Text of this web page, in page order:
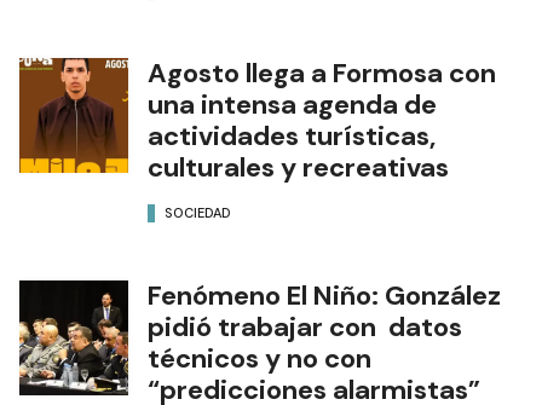
Agosto llega a Formosa con
una intensa agenda de
actividades turísticas,
culturales y recreativas
SOCIEDAD
Fenómeno El Niño: González
pidió trabajar con datos
técnicos y no con
“predicciones alarmistas”